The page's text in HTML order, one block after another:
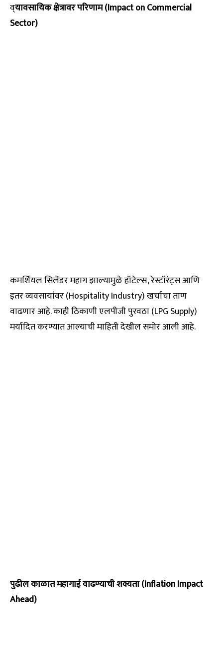
व्यावसायिक क्षेत्रावर परिणाम (Impact on Commercial
Sector)
कमर्शियल सिलेंडर महाग झाल्यामुळे हॉटेल्स, रेस्टॉरंट्स आणि
इतर व्यवसायांवर (Hospitality Industry) खर्चाचा ताण
वाढणार आहे. काही ठिकाणी एलपीजी पुरवठा (LPG Supply)
मर्यादित करण्यात आल्याची माहिती देखील समोर आली आहे.
पुढील काळात महागाई वाढण्याची शक्यता (Inflation Impact
Ahead)